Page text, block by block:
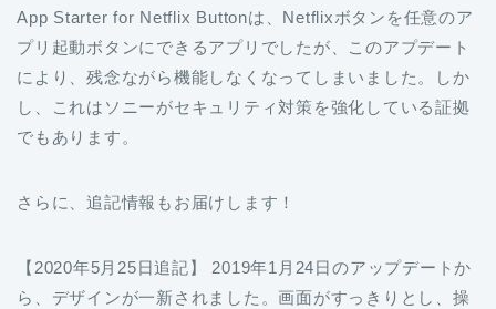
App Starter for Netflix Buttonは、Netflixボタンを任意のア
プリ起動ボタンにできるアプリでしたが、このアプデート
により、残念ながら機能しなくなってしまいました。しか
し、これはソニーがセキュリティ対策を強化している証拠
でもあります。
さらに、追記情報もお届けします！
【2020年5月25日追記】 2019年1月24日のアップデートか
ら、デザインが一新されました。画面がすっきりとし、操